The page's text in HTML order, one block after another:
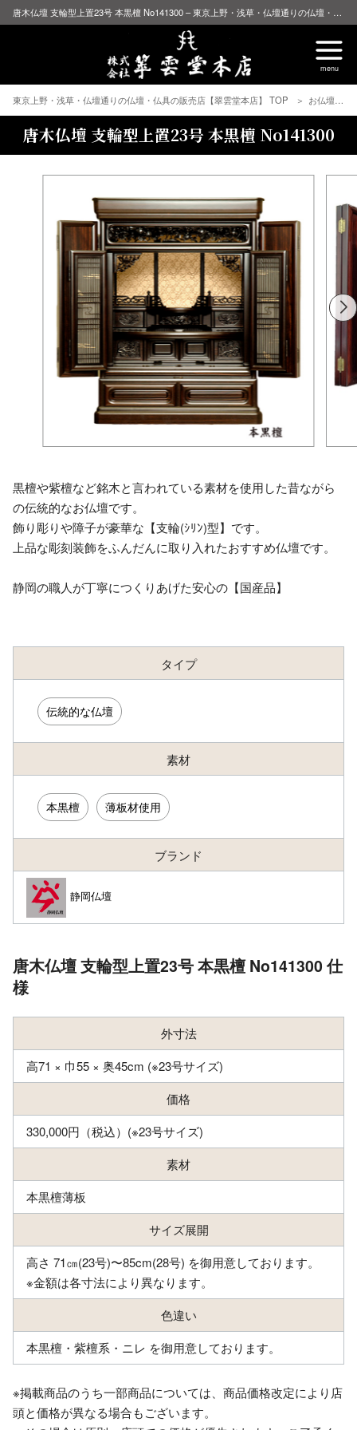
唐木仏壇 支輪型上置23号 本黒檀 No141300 – 東京上野・浅草・仏壇通りの仏壇・仏具の販売店【翠雲堂本店】
東京上野・浅草・仏壇通りの仏壇・仏具の販売店【翠雲堂本店】 TOP お仏壇
唐木仏壇 支輪型上置23号 本黒檀 No141300
黒檀や紫檀など銘木と言われている素材を使用した昔ながら
の伝統的なお仏壇です。
飾り彫りや障子が豪華な【支輪(ｼﾘﾝ)型】です。
上品な彫刻装飾をふんだんに取り入れたおすすめ仏壇です。
静岡の職人が丁寧につくりあげた安心の【国産品】
タイプ
伝統的な仏壇
素材
本黒檀 薄板材使用
ブランド
静岡仏壇
唐木仏壇 支輪型上置23号 本黒檀 No141300 仕
様
外寸法
高71 × 巾55 × 奥45cm (※23号サイズ)
価格
330,000円（税込）(※23号サイズ)
素材
本黒檀薄板
サイズ展開
高さ 71㎝(23号)〜85cm(28号) を御用意しております。
※金額は各寸法により異なります。
色違い
本黒檀・紫檀系・ニレ を御用意しております。
※掲載商品のうち一部商品については、商品価格改定により店
頭と価格が異なる場合もございます。